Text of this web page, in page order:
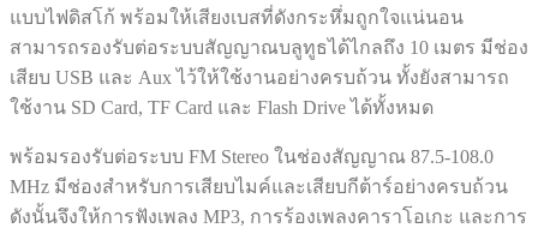
แบบไฟดิสโก้ พร้อมให้เสียงเบสที่ดังกระหึ่มถูกใจแน่นอน
สามารถรองรับต่อระบบสัญญาณบลูทูธได้ไกลถึง 10 เมตร มีช่อง
เสียบ USB และ Aux ไว้ให้ใช้งานอย่างครบถ้วน ทั้งยังสามารถ
ใช้งาน SD Card, TF Card และ Flash Drive ได้ทั้งหมด
พร้อมรองรับต่อระบบ FM Stereo ในช่องสัญญาณ 87.5-108.0
MHz มีช่องสำหรับการเสียบไมค์และเสียบกีต้าร์อย่างครบถ้วน
ดังนั้นจึงให้การฟังเพลง MP3, การร้องเพลงคาราโอเกะ และการ